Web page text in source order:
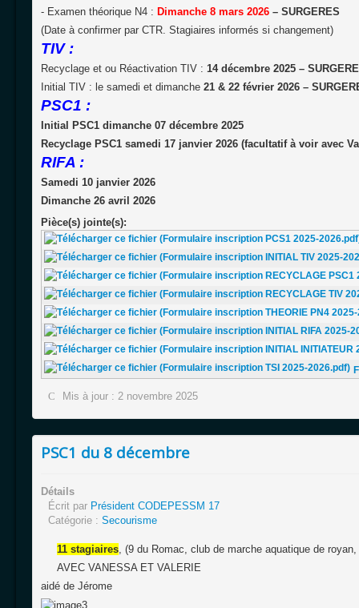
- Examen théorique N4 : Dimanche 8 mars 2026 – SURGERES
(Date à confirmer par CTR. Stagiaires informés si changement)
TIV :
Recyclage et ou Réactivation TIV : 14 décembre 2025 –
Initial TIV : le samedi et dimanche 21 & 22 février 2026 –
PSC1 :
Initial PSC1 dimanche 07 décembre 2025
Recyclage PSC1 samedi 17 janvier 2026 (facultatif à voir avec
RIFA :
Samedi 10 janvier 2026
Dimanche 26 avril 2026
Pièce(s) jointe(s):
Mis à jour : 2 novembre 2025
PSC1 du 8 décembre
Détails
Écrit par Président CODEPESSM 17
Catégorie : Secourisme
11 stagiaires, (9 du Romac, club de marche aquatique de
AVEC VANESSA ET VALERIE
aidé de Jérome